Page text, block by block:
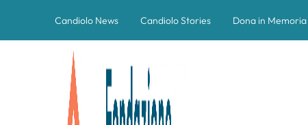
Candiolo News Candiolo Stories Dona in Memoria